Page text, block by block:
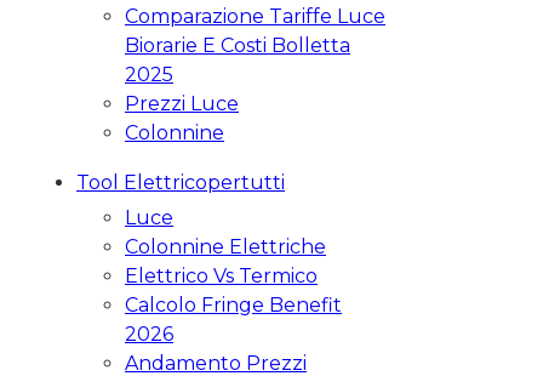
Comparazione Tariffe Luce
Biorarie E Costi Bolletta
2025
Prezzi Luce
Colonnine
Tool Elettricopertutti
Luce
Colonnine Elettriche
Elettrico Vs Termico
Calcolo Fringe Benefit
2026
Andamento Prezzi